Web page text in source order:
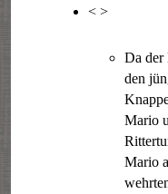
< >
Da der
den
Mario
Mario